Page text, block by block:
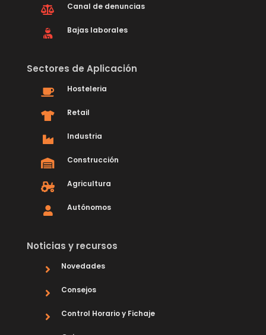
Canal de denuncias
Bajas laborales
Sectores de Aplicación
Hosteleria
Retail
Industria
Construcción
Agricultura
Autónomos
Noticias y recursos
Novedades
Consejos
Control Horario y Fichaje